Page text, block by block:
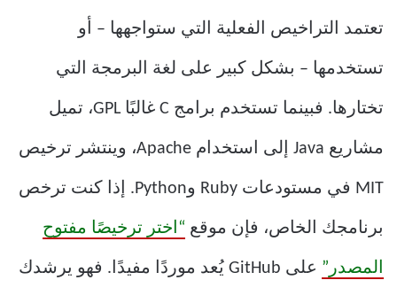
تعتمد التراخيص الفعلية التي ستواجهها – أو
تستخدمها – بشكل كبير على لغة البرمجة التي
تختارها. فبينما تستخدم برامج C غالبًا GPL، تميل
مشاريع Java إلى استخدام Apache، وينتشر ترخيص
MIT في مستودعات Ruby وPython. إذا كنت ترخص
برنامجك الخاص، فإن موقع “اختر ترخيصًا مفتوح
المصدر” على GitHub يُعد موردًا مفيدًا. فهو يرشدك